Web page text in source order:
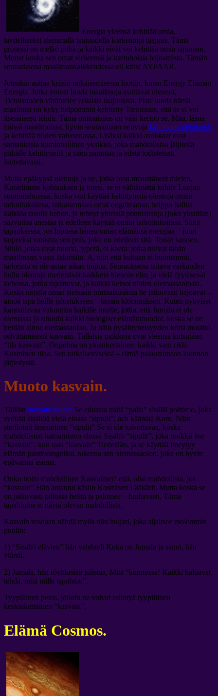
Energia yleensä kehittää omia,
täydelliseksi alemmalla taajuudella korkeampi taajuus. Tämä
prosessi on melko pitkä ja kaikki eivät voi kehittää omia tajunnan.
Monet koska sen omat virheensä ja itsetuhoisia hajoamista. Tämän
seurauksena maailmankaikkeudessa oli kriisi AYFAAR.
Jotenkin auttaa kriisin ratkaisemisessa luotiin, kuten Energy Elämän
Energia. Jotka voivat luoda maailmoja asuttavat olennot,
Tietoisuuden värähtelee erilaisia ​​taajuuksia. Piste luoda nämä
maailmat on kyky helpommin kehitetty Tietoisuus, että se ei voi
itsenäisesti tehdä. Tämä ominaisuus on vain kertoo se, Mitä, läsnä
näissä maailmoissa, hyvin seuraamaan neuvoja kehittynyt tietoisuus
ja kehittää niiden valvonnassa. Lisäksi kaikki asukkaat ovat
samanlaisia ​​toiminnallinen yksikkö, joka mahdollistaa jäljitellä
pitkälle kehittyneitä ja siten parantaa ja edetä todistetusti
luotettavasti.
Mutta epäkypsä olentoja ja ne, jotka ovat menettäneet mielen,
Katselimme kohtauksen ja totesi, se ei välttämättä kehity Luojan
suunnitelmassa, koska voit käyttää kehittyneitä olentoja omiin
tarkoituksiinsa, ratkaisemaan omat ongelmansa; helppo hallita
kaikkia tasolla kehon, ja tehnyt yhteisiä ponnisteluja (joko yksittäin)
saavuttaa anastaa ja edelleen käyttää omiin tarkoituksiinsa. Siinä
tapauksessa, jos lopussa hänen oman elämänsä energiaa – juuri
tarpeeksi varastaa sen pois, joka on edelleen sitä. Toisin sanoen,
Niille, jotka ovat nuoria, typerä, ei koeta: jotka tulivat tähän
maailmaan vasta äskettäin. А, niin että kukaan ei huomannut,
tärkeintä ei ole antaa aikaa toipua. Seurauksena taitava varkauden
hullu olentoja menettävät kaikkein hienoin elin, ja vielä fyysisessä
kehossa, jotka rajoittuvat, ja kaikki keinot niiden olemassaolosta.
Koska nojalla omaa sieluaan ominaisuuksia he jatkuvasti hajoavat –
ainoa tapa heille jalostukseen – tämän kloonauksen. Kuten nykyiset
kannattavaa vakuuttaa kaikille muille, jotka, että Jumala ei ole
olemassa ja sitoudu kaikki biologiset elämänmuodot, koska se on
heidän ainoa olemassaolon. Ja näin pysähtyneisyyden kriisi muuttui
selvittämisestä kasvain. Tällaisia ​​paikkoja ovat yleensä kutsutaan
“tila kasvain”. Ongelma on yksinkertainen: kaikki vain rikki
Kosminen tilaa. Sen ratkaisemiseksi – riittää palauttamaan luonnon
järjestystä.
Muoto kasvain.
Tällöin kasvain muoto Se edustaa mätä “paita” sisällä polttimo, joka
syöttää sisältöä vielä elossa “sipulit”, ach kääntää Korn. Näin
sterilointi lineaarinen “sipulit” Se ei ole toivottavaa, koska
mahdollisten katoamisten elossa Sisältö “sipulit”, joka ruokkii itse
“kasvain”. kun taas “kasvain” Tiedetään, ja se käyttää imeytyy
elämän panttivangeiksi, takeena sen olemassaolon, joka on hyvin
epävarma asema.
Onko hoito mahdollinen Kasvaimet? että, olisi mahdollista, jos
“kasvain” Hän antautui käsiin Kosmisen Lääkärit. Mutta koska se
on jatkuvasti piilossa heiltä ja pakenee – luultavasti, Tämä
tapahtuma ei näytä olevan mahdollista.
Kasvain voidaan nähdä myös niin huijari, joka sijaitsee molemmin
puolin:
1) “Sisältö elävien” hän valehteli Kuka on Jumala ja sanoi, hän
Häntä.
2) Jumala, hän röyhkeästi julistaa, Mitä “kunnossa! Kaikki haluavat
tehdä, mitä niille tapahtuu”.
Tyypillinen petos, jolloin ne voivat esiintyä tyypillinen
keskinkertainen “kasvain”.
Elämä Cosmos.